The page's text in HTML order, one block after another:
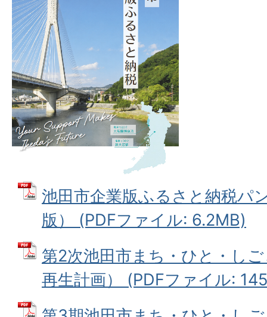
池田市企業版ふるさと納税パ
版） (PDFファイル: 6.2MB)
第2次池田市まち・ひと・し
再生計画） (PDFファイル: